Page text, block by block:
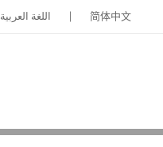
اللغة العربية 简体中文